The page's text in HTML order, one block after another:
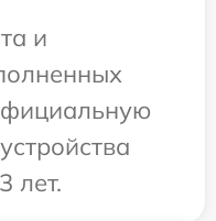
и
лет.